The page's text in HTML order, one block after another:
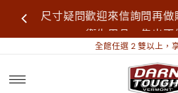
尺寸疑問歡迎來信詢問再
衛生用品，售出不
全館消費滿
全館任選 2 雙以上，